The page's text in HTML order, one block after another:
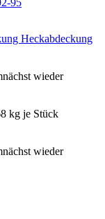
Heckabdeckung
wieder
kg je Stück
wieder